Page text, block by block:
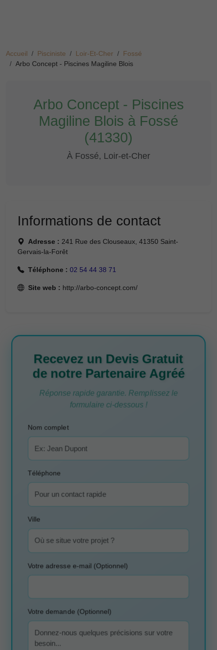
Accueil Pisciniste Loir-Et-Cher
Fossé
Arbo Concept - Piscines Magiline Blois
Arbo Concept - Piscines
Magiline Blois à Fossé
(41330)
À Fossé, Loir-et-Cher
Informations de contact
Adresse : 241 Rue des Clouseaux, 41350 Saint-
Gervais-la-Forêt
Téléphone : 02 54 44 38 71
Site web : http://arbo-concept.com/
Recevez un Devis Gratuit
de notre Partenaire Agréé
Réponse rapide garantie. Remplissez le
formulaire ci-dessous !
Nom complet
Téléphone
Ville
Votre adresse e-mail (Optionnel)
Votre demande (Optionnel)